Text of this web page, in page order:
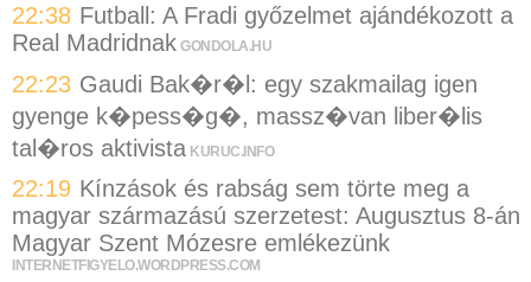
22:38 Futball: A Fradi győzelmet ajándékozott a
Real Madridnak GONDOLA.HU
22:23 Gaudi Bak�r�l: egy szakmailag igen
gyenge k�pess�g�, massz�van liber�lis
tal�ros aktivista KURUC.INFO
22:19 Kínzások és rabság sem törte meg a
magyar származású szerzetest: Augusztus 8-án
Magyar Szent Mózesre emlékezünk
INTERNETFIGYELO.WORDPRESS.COM